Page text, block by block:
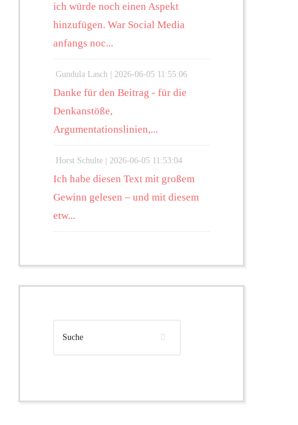
ich würde noch einen Aspekt
hinzufügen. War Social Media
anfangs noc...
Gundula Lasch | 2026-06-05 11:55:06
Danke für den Beitrag - für die
Denkanstöße,
Argumentationslinien,...
Horst Schulte | 2026-06-05 11:53:04
Ich habe diesen Text mit großem
Gewinn gelesen – und mit diesem
etw...